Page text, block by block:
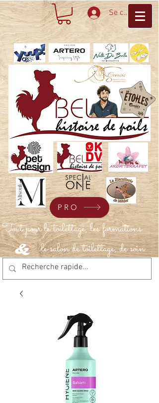
Se connecter
Tout pour le toilettage, les formations
le salon de toilettage, de soin
&
PRO